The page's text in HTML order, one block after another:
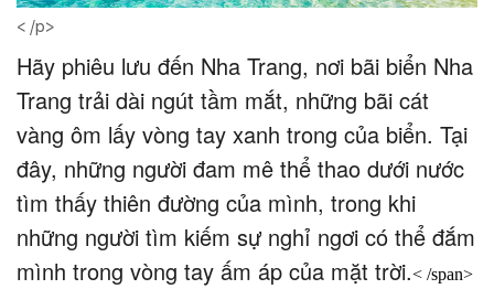
< /p>
Hãy phiêu lưu đến Nha Trang, nơi bãi biển Nha
Trang trải dài ngút tầm mắt, những bãi cát
vàng ôm lấy vòng tay xanh trong của biển. Tại
đây, những người đam mê thể thao dưới nước
tìm thấy thiên đường của mình, trong khi
những người tìm kiếm sự nghỉ ngơi có thể đắm
mình trong vòng tay ấm áp của mặt trời.< /span>